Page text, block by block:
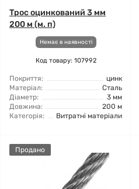
Трос оцинкований 3 мм
200 м (м. п)
Немає в наявності
Код товару: 107992
Покриття:
цинк
Матеріал:
Сталь
Діаметр:
3 мм
Довжина:
200 м
Категорія:
Витратні матеріали
Продано